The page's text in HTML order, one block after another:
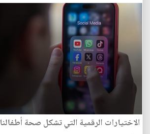
الاختيارات الرقمية التي تشكل صحة أطفالنا